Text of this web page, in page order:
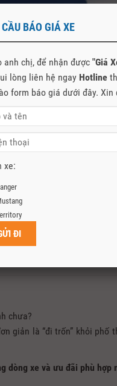
chưa?
giản là “đi trốn” khỏi
dòng xe và ưu đãi phù hợp
CẦU BÁO GIÁ XE
anh chị, để nhận được "Giá
lòng liên hệ ngay Hotline
form báo giá dưới đây. Xin
xe: